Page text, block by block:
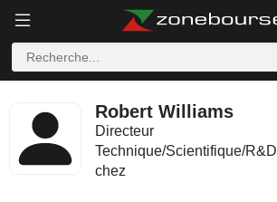
Robert Williams
Directeur
Technique/Scientifique/R&D
chez